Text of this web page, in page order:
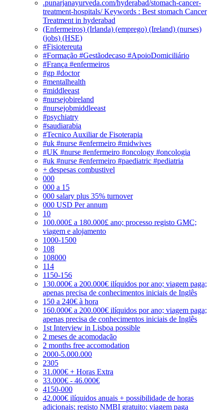
.punarjanayurveda.com/hyderabad/stomach-cancer-
treatment-hospitals/ Keywords : Best stomach Cancer
Treatment in hyderabad
(Enfermeiros) (Irlanda) (emprego) (Ireland) (nurses)
(jobs) (HSE)
#Fisiotereuta
#Formação #Gestãodecaso #ApoioDomiciliário
#França #enfermeiros
#gp #doctor
#mentalhealth
#middleeast
#nursejobireland
#nursejobmiddleeast
#psychiatry
#saudiarabia
#Tecnico Auxiliar de Fisoterapia
#uk #nurse #enfermeiro #midwives
#UK #nurse #enfermeiro #oncology #oncologia
#uk #nurse #enfermeiro #paediatric #pediatria
+ despesas combustivel
000
000 a 15
000 salary plus 35% turnover
000 USD Per annum
10
100.000£ a 180.000£ ano; processo registo GMC;
viagem e alojamento
1000-1500
108
108000
114
1150-156
130.000€ a 200.000€ ilíquidos por ano; viagem paga;
apenas precisa de conhecimentos iniciais de Inglês
150 a 240€ à hora
160.000€ a 200.000€ ilíquidos por ano; viagem paga;
apenas precisa de conhecimentos iniciais de Inglês
1st Interview in Lisboa possible
2 meses de acomodação
2 months free accomodation
2000-5.000.000
2305
31.000€ + Horas Extra
33.000€ - 46.000€
4150-000
42.000€ ilíquidos anuais + possibilidade de horas
adicionais; registo NMBI gratuito; viagem paga